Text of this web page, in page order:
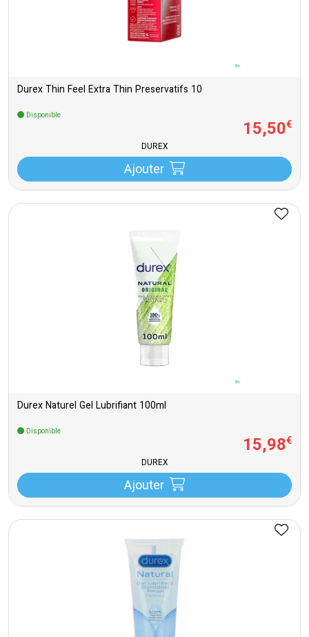
Durex Thin Feel Extra Thin Preservatifs 10
Disponible
15,50€
DUREX
Ajouter
Durex Naturel Gel Lubrifiant 100ml
Disponible
15,98€
DUREX
Ajouter